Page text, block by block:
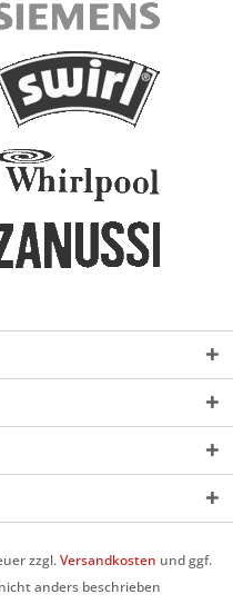
zzgl.Versandkosten und ggf.
anders beschrieben